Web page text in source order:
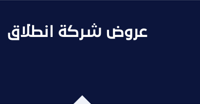
عروض شركة انطلاق